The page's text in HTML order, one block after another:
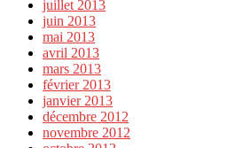
juillet 2013
juin 2013
mai 2013
avril 2013
mars 2013
février 2013
janvier 2013
décembre 2012
novembre 2012